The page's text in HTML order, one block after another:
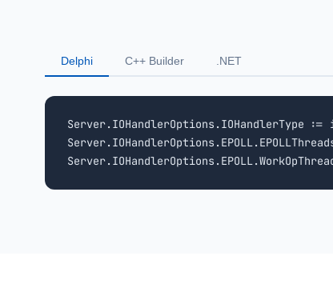
Delphi C++ Builder .NET
Server.IOHandlerOptions.IOHandlerType :=